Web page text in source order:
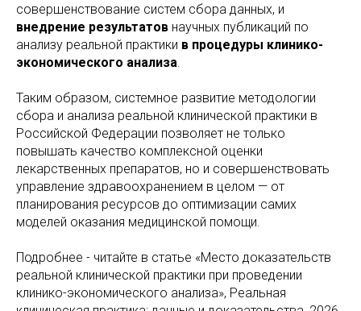
совершенствование систем сбора данных, и
внедрение результатов научных публикаций по
анализу реальной практики в процедуры клинико-
экономического анализа.
Таким образом, системное развитие методологии
сбора и анализа реальной клинической практики в
Российской Федерации позволяет не только
повышать качество комплексной оценки
лекарственных препаратов, но и совершенствовать
управление здравоохранением в целом — от
планирования ресурсов до оптимизации самих
моделей оказания медицинской помощи.
Подробнее - читайте в статье «Место доказательств
реальной клинической практики при проведении
клинико-экономического анализа», Реальная